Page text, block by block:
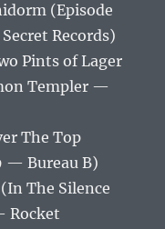
(Episode
Records)
Pints of Lager
Templer —
The Top
— Bureau B)
The Silence
Rocket